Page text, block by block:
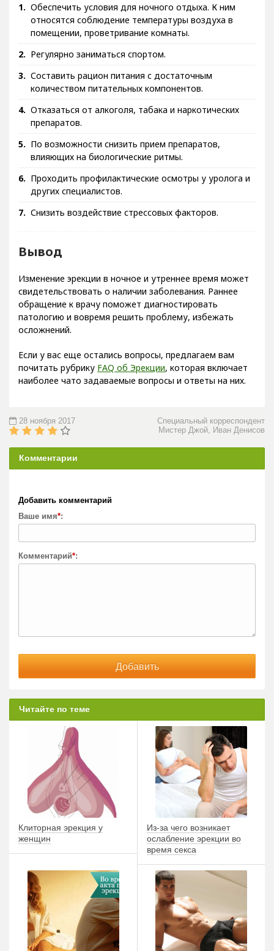
Обеспечить условия для ночного отдыха. К ним
относятся соблюдение температуры воздуха в
помещении, проветривание комнаты.
Регулярно заниматься спортом.
Составить рацион питания с достаточным
количеством питательных компонентов.
Отказаться от алкоголя, табака и наркотических
препаратов.
По возможности снизить прием препаратов,
влияющих на биологические ритмы.
Проходить профилактические осмотры у уролога и
других специалистов.
Снизить воздействие стрессовых факторов.
Вывод
Изменение эрекции в ночное и утреннее время может
свидетельствовать о наличии заболевания. Раннее
обращение к врачу поможет диагностировать
патологию и вовремя решить проблему, избежать
осложнений.
Если у вас еще остались вопросы, предлагаем вам
почитать рубрику FAQ об Эрекции, которая включает
наиболее чато задаваемые вопросы и ответы на них.
Специальный корреспондент
Мистер Джой, Иван Денисов
28 ноября 2017
Комментарии
Добавить комментарий
Ваше имя*:
Комментарий*:
Читайте по теме
Клиторная эрекция у
женщин
Из-за чего возникает
ослабление эрекции во
время секса